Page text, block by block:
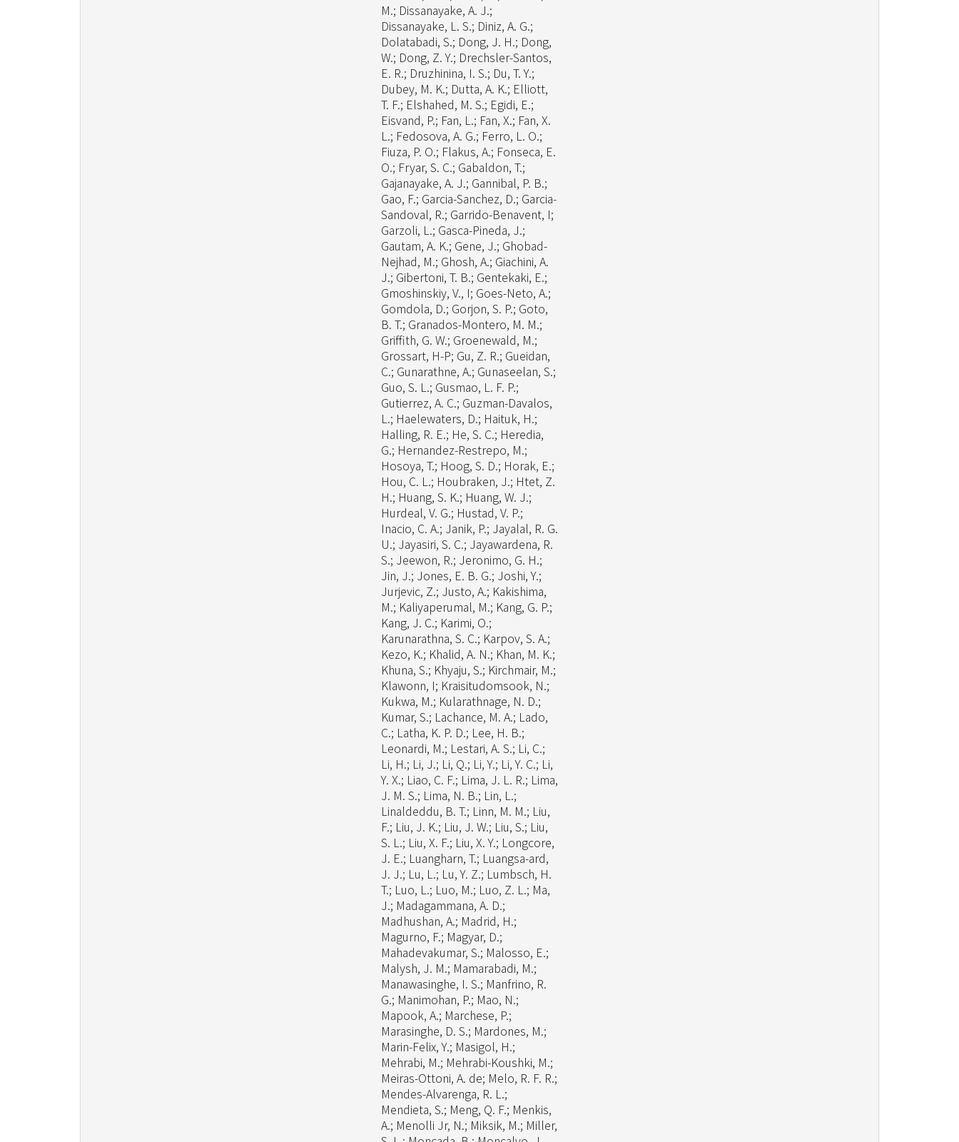
M.; Dissanayake, A. J.;
Dissanayake, L. S.; Diniz, A. G.;
Dolatabadi, S.; Dong, J. H.; Dong,
W.; Dong, Z. Y.; Drechsler-Santos,
E. R.; Druzhinina, I. S.; Du, T. Y.;
Dubey, M. K.; Dutta, A. K.; Elliott,
T. F.; Elshahed, M. S.; Egidi, E.;
Eisvand, P.; Fan, L.; Fan, X.; Fan, X.
L.; Fedosova, A. G.; Ferro, L. O.;
Fiuza, P. O.; Flakus, A.; Fonseca, E.
O.; Fryar, S. C.; Gabaldon, T.;
Gajanayake, A. J.; Gannibal, P. B.;
Gao, F.; Garcia-Sanchez, D.; Garcia-
Sandoval, R.; Garrido-Benavent, I;
Garzoli, L.; Gasca-Pineda, J.;
Gautam, A. K.; Gene, J.; Ghobad-
Nejhad, M.; Ghosh, A.; Giachini, A.
J.; Gibertoni, T. B.; Gentekaki, E.;
Gmoshinskiy, V., I; Goes-Neto, A.;
Gomdola, D.; Gorjon, S. P.; Goto,
B. T.; Granados-Montero, M. M.;
Griffith, G. W.; Groenewald, M.;
Grossart, H-P; Gu, Z. R.; Gueidan,
C.; Gunarathne, A.; Gunaseelan, S.;
Guo, S. L.; Gusmao, L. F. P.;
Gutierrez, A. C.; Guzman-Davalos,
L.; Haelewaters, D.; Haituk, H.;
Halling, R. E.; He, S. C.; Heredia,
G.; Hernandez-Restrepo, M.;
Hosoya, T.; Hoog, S. D.; Horak, E.;
Hou, C. L.; Houbraken, J.; Htet, Z.
H.; Huang, S. K.; Huang, W. J.;
Hurdeal, V. G.; Hustad, V. P.;
Inacio, C. A.; Janik, P.; Jayalal, R. G.
U.; Jayasiri, S. C.; Jayawardena, R.
S.; Jeewon, R.; Jeronimo, G. H.;
Jin, J.; Jones, E. B. G.; Joshi, Y.;
Jurjevic, Z.; Justo, A.; Kakishima,
M.; Kaliyaperumal, M.; Kang, G. P.;
Kang, J. C.; Karimi, O.;
Karunarathna, S. C.; Karpov, S. A.;
Kezo, K.; Khalid, A. N.; Khan, M. K.;
Khuna, S.; Khyaju, S.; Kirchmair, M.;
Klawonn, I; Kraisitudomsook, N.;
Kukwa, M.; Kularathnage, N. D.;
Kumar, S.; Lachance, M. A.; Lado,
C.; Latha, K. P. D.; Lee, H. B.;
Leonardi, M.; Lestari, A. S.; Li, C.;
Li, H.; Li, J.; Li, Q.; Li, Y.; Li, Y. C.; Li,
Y. X.; Liao, C. F.; Lima, J. L. R.; Lima,
J. M. S.; Lima, N. B.; Lin, L.;
Linaldeddu, B. T.; Linn, M. M.; Liu,
F.; Liu, J. K.; Liu, J. W.; Liu, S.; Liu,
S. L.; Liu, X. F.; Liu, X. Y.; Longcore,
J. E.; Luangharn, T.; Luangsa-ard,
J. J.; Lu, L.; Lu, Y. Z.; Lumbsch, H.
T.; Luo, L.; Luo, M.; Luo, Z. L.; Ma,
J.; Madagammana, A. D.;
Madhushan, A.; Madrid, H.;
Magurno, F.; Magyar, D.;
Mahadevakumar, S.; Malosso, E.;
Malysh, J. M.; Mamarabadi, M.;
Manawasinghe, I. S.; Manfrino, R.
G.; Manimohan, P.; Mao, N.;
Mapook, A.; Marchese, P.;
Marasinghe, D. S.; Mardones, M.;
Marin-Felix, Y.; Masigol, H.;
Mehrabi, M.; Mehrabi-Koushki, M.;
Meiras-Ottoni, A. de; Melo, R. F. R.;
Mendes-Alvarenga, R. L.;
Mendieta, S.; Meng, Q. F.; Menkis,
A.; Menolli Jr, N.; Miksik, M.; Miller,